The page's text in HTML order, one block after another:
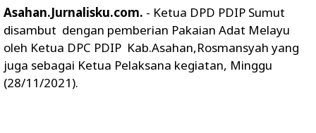
Asahan.Jurnalisku.com. - Ketua DPD PDIP Sumut
disambut dengan pemberian Pakaian Adat Melayu
oleh Ketua DPC PDIP Kab.Asahan,Rosmansyah yang
juga sebagai Ketua Pelaksana kegiatan, Minggu
(28/11/2021).